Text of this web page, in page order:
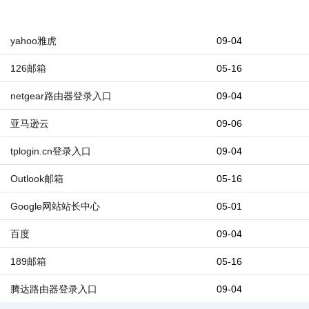
09-04
yahoo雅虎
05-16
126邮箱
09-04
netgear路由器登录入口
09-06
亚马逊云
09-04
tplogin.cn登录入口
05-16
Outlook邮箱
05-01
Google网站站长中心
09-04
百度
05-16
189邮箱
09-04
腾达路由器登录入口